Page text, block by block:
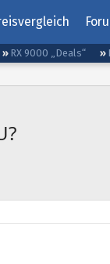
RX 9000 „Deals“